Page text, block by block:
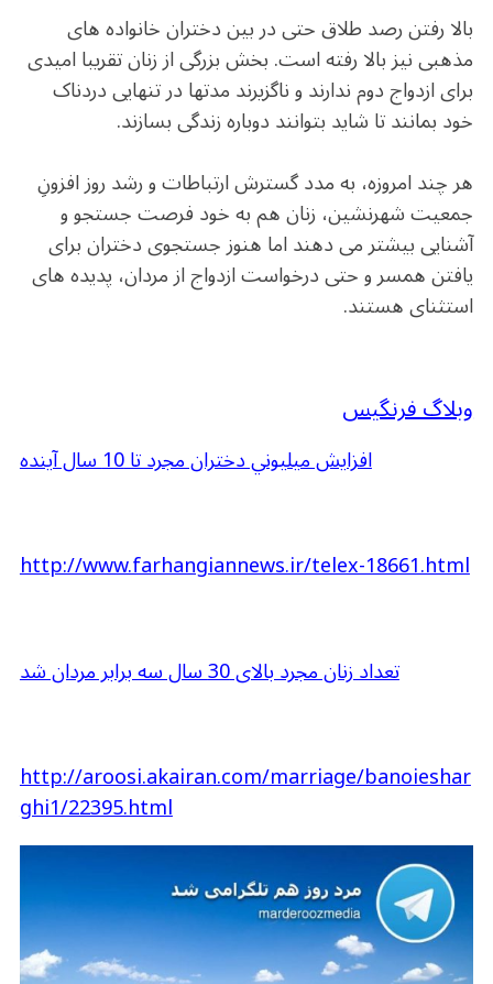
بالا رفتن رصد طلاق حتی در بین دختران خانواده های
مذهبی نیز بالا رفته است. بخش بزرگی از زنان تقریبا امیدی
برای ازدواج دوم ندارند و ناگزیرند مدتها در تنهایی دردناک
خود بمانند تا شاید بتوانند دوباره زندگی بسازند.
هر چند امروزه، به مدد گسترش ارتباطات و رشد روز افزونِ
جمعیت شهرنشین، زنان هم به خود فرصت جستجو و
آشنایی بیشتر می دهند اما هنوز جستجوی دختران برای
یافتن همسر و حتی درخواست ازدواج از مردان، پدیده های
استثنای هستند.
وبلاگ فرنگیس
افزايش ميليوني دختران مجرد تا 10 سال آينده
http://www.farhangiannews.ir/telex-18661.html
تعداد زنان مجرد بالای 30 سال سه برابر مردان شد
http://aroosi.akairan.com/marriage/banoieshar
ghi1/22395.html